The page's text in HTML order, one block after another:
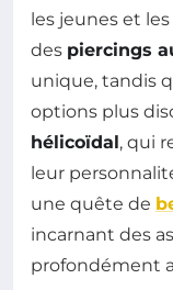
les jeunes et
des piercings
unique, tandis
options plus
hélicoïdal, qui
leur
une quête de
incarnant des
profondément